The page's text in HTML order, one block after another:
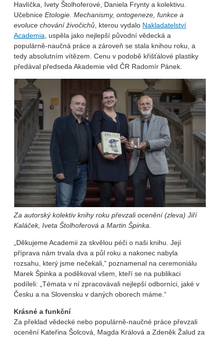
Havlíčka, Ivety Štolhoferové, Daniela Frynty a kolektivu.
Učebnice Etologie. Mechanismy, ontogeneze, funkce a
evoluce chování živočichů, kterou vydalo Nakladatelství
Academia, uspěla jako nejlepší původní vědecká a
populárně-naučná práce a zároveň se stala knihou roku, a
tedy absolutním vítězem. Cenu v podobě křišťálové plastiky
předával předseda Akademie věd ČR Radomír Pánek.
Za autorský kolektiv knihy roku převzali ocenění (zleva) Jiří
Kaláček, Iveta Štolhoferová a Martin Špinka.
„Děkujeme Academii za skvělou péči o naši knihu. Její
příprava nám trvala dva a půl roku a nakonec nabyla
rozsahu, který jsme nečekali,“ poznamenal na ceremoniálu
Marek Špinka a poděkoval všem, kteří se na publikaci
podíleli: „Témata v ní zpracovávali nejlepší odborníci, jaké v
Česku a na Slovensku v daných oborech máme.“
Krásné a funkční
Za překlad vědecké nebo populárně-naučné práce převzali
ocenění Kateřina Šolcová, Magda Králová a Zdeněk Žalud za